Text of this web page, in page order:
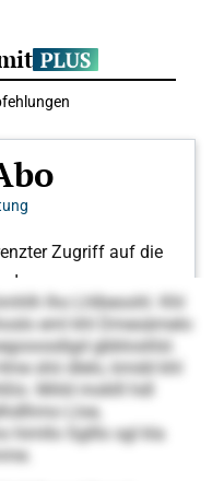
lho Lhlbeoohl. Khl
eml khl Dmesämelo
gbbloslilsl.
shii dlelo, kmdd khl
Miild moklll hdl
Lloe,
himllo Sglllo sgl kla